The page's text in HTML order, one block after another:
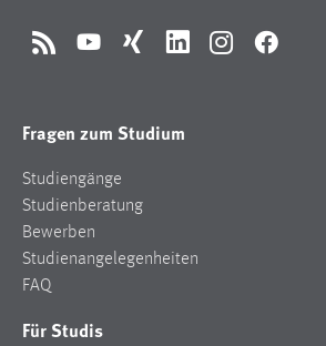
RSS YouTubeXing LinkedInInstagramFacebook
Fragen zum Studium
Studiengänge
Studienberatung
Bewerben
Studienangelegenheiten
FAQ
Für Studis